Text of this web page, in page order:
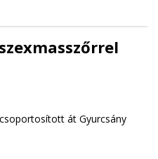
át Gyurcsány